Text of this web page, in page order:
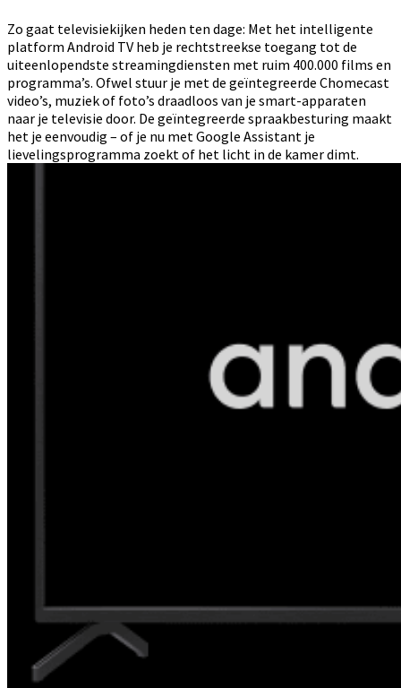
Zo gaat televisiekijken heden ten dage: Met het intelligente
platform Android TV heb je rechtstreekse toegang tot de
uiteenlopendste streamingdiensten met ruim 400.000 films en
programma’s. Ofwel stuur je met de geïntegreerde Chomecast
video’s, muziek of foto’s draadloos van je smart-apparaten
naar je televisie door. De geïntegreerde spraakbesturing maakt
het je eenvoudig – of je nu met Google Assistant je
lievelingsprogramma zoekt of het licht in de kamer dimt.